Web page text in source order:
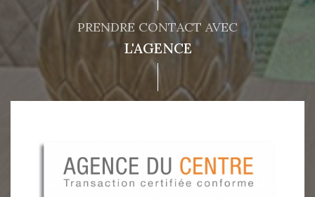
PRENDRE CONTACT AVEC
L'AGENCE